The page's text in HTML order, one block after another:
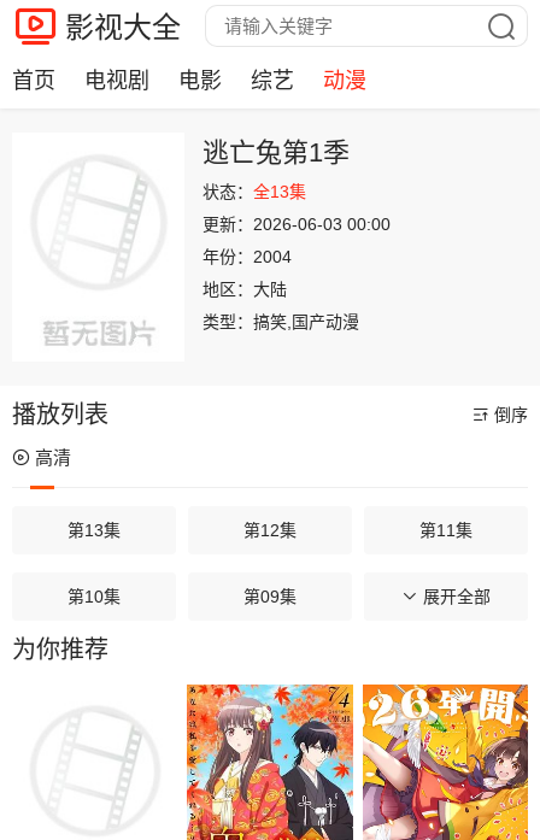
影视大全
首页 电视剧 电影 综艺 动漫
逃亡兔第1季
状态： 全13集
更新： 2026-06-03 00:00
年份： 2004
地区： 大陆
类型： 搞笑,国产动漫
播放列表 倒序
高清
第13集 第12集 第11集
第10集 第09集 第08集
第07集
第03集 第02集
第01集
展开全部
为你推荐